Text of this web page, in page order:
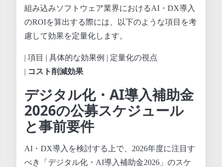
組み込みソフトウェア業界におけるAI・DX導入
のROIを算出する際には、以下のような項目を考
慮して効果を定量化します。
| 項目 | 具体的な効果例 | 定量化の視点
| コスト削減効果
デジタル化・AI導入補助金
2026の公募スケジュール
と事前要件
AI・DX導入を検討する上で、2026年度に注目す
べき「デジタル化・AI導入補助金2026」のスケ